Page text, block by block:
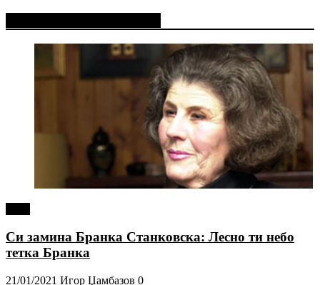
Си замина Бранка Станковска: Лесно ти небо
тетка Бранка
21/01/2021 Игор Џамбазов 0